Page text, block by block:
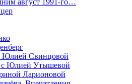
август 1991-го…
Юлией Свинцовой
с Юлией Утышевой
Ларионовой